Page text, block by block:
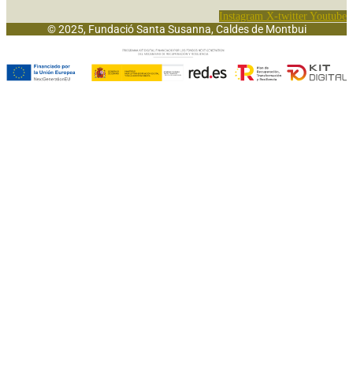
Instagram X-twitter Youtube
© 2025, Fundació Santa Susanna, Caldes de Montbui